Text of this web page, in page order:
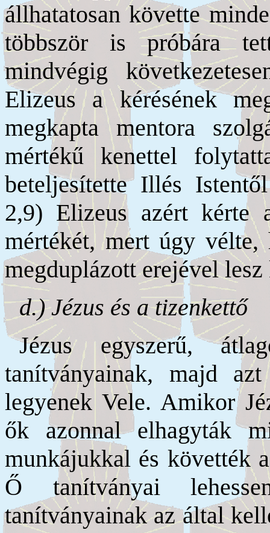
állhatatosan követte
többször is próbára
mindvégig
Elizeus a kérésének
megkapta mentora
mértékű kenettel
beteljesítette Illés
2,9) Elizeus azért kérte
mértékét, mert úgy
megduplázott erejével
d.) Jézus és a tizenkettő
Jézus egyszerű,
tanítványainak, majd
legyenek Vele. Amikor
ők azonnal elhagyták
munkájukkal és követték
Ő tanítványai
tanítványainak az által